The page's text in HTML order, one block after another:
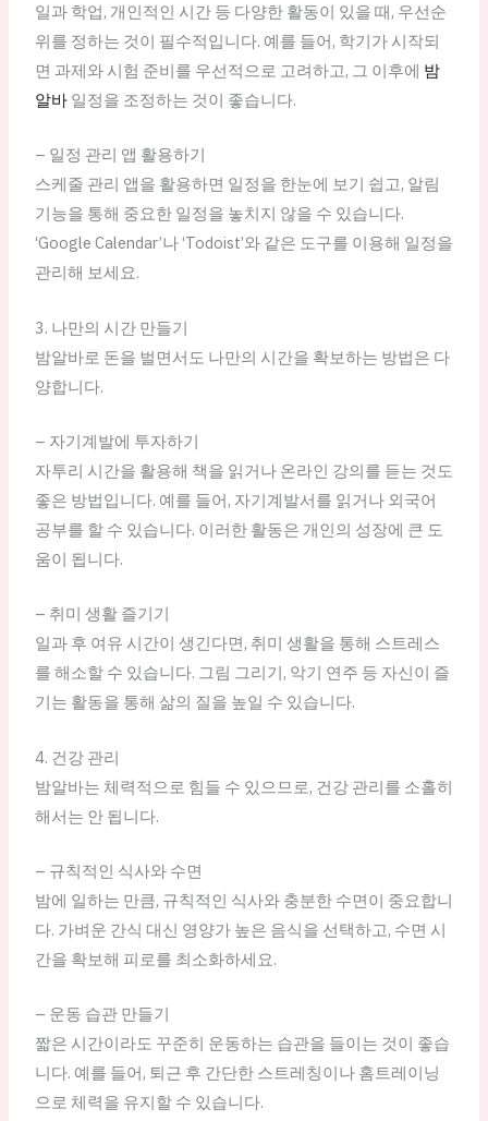
일과 학업, 개인적인 시간 등 다양한 활동이 있을 때, 우선순
위를 정하는 것이 필수적입니다. 예를 들어, 학기가 시작되
면 과제와 시험 준비를 우선적으로 고려하고, 그 이후에 밤
알바일정을 조정하는 것이 좋습니다.
– 일정 관리 앱 활용하기
스케줄 관리 앱을 활용하면 일정을 한눈에 보기 쉽고, 알림
기능을 통해 중요한 일정을 놓치지 않을 수 있습니다.
‘Google Calendar’나 ‘Todoist’와 같은 도구를 이용해 일정을
관리해 보세요.
3. 나만의 시간 만들기
밤알바로 돈을 벌면서도 나만의 시간을 확보하는 방법은 다
양합니다.
– 자기계발에 투자하기
자투리 시간을 활용해 책을 읽거나 온라인 강의를 듣는 것도
좋은 방법입니다. 예를 들어, 자기계발서를 읽거나 외국어
공부를 할 수 있습니다. 이러한 활동은 개인의 성장에 큰 도
움이 됩니다.
– 취미 생활 즐기기
일과 후 여유 시간이 생긴다면, 취미 생활을 통해 스트레스
를 해소할 수 있습니다. 그림 그리기, 악기 연주 등 자신이 즐
기는 활동을 통해 삶의 질을 높일 수 있습니다.
4. 건강 관리
밤알바는 체력적으로 힘들 수 있으므로, 건강 관리를 소홀히
해서는 안 됩니다.
– 규칙적인 식사와 수면
밤에 일하는 만큼, 규칙적인 식사와 충분한 수면이 중요합니
다. 가벼운 간식 대신 영양가 높은 음식을 선택하고, 수면 시
간을 확보해 피로를 최소화하세요.
– 운동 습관 만들기
짧은 시간이라도 꾸준히 운동하는 습관을 들이는 것이 좋습
니다. 예를 들어, 퇴근 후 간단한 스트레칭이나 홈트레이닝
으로 체력을 유지할 수 있습니다.